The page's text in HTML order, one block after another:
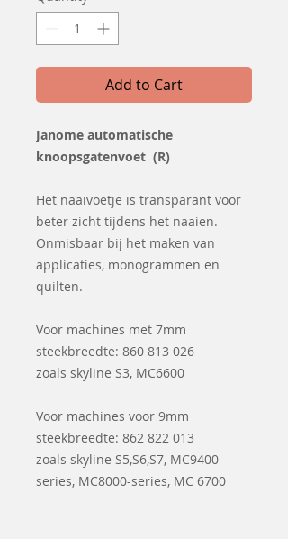
Add to Cart
Janome automatische
knoopsgatenvoet (R)
Het naaivoetje is transparant voor
beter zicht tijdens het naaien.
Onmisbaar bij het maken van
applicaties, monogrammen en
quilten.
Voor machines met 7mm
steekbreedte: 860 813 026
zoals skyline S3, MC6600
Voor machines voor 9mm
steekbreedte: 862 822 013
zoals skyline S5,S6,S7, MC9400-
series, MC8000-series, MC 6700